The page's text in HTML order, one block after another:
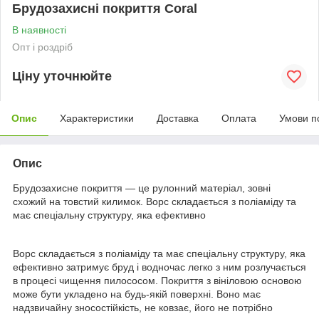
Брудозахисні покриття Coral
В наявності
Опт і роздріб
Ціну уточнюйте
Опис Характеристики Доставка Оплата Умови
Опис
Брудозахисне покриття — це рулонний матеріал, зовні
схожий на товстий килимок. Ворс складається з поліаміду та
має спеціальну структуру, яка ефективно
Ворс складається з поліаміду та має спеціальну структуру, яка
ефективно затримує бруд і водночас легко з ним розлучається
в процесі чищення пилососом. Покриття з вініловою основою
може бути укладено на будь-якій поверхні. Воно має
надзвичайну зносостійкість, не ковзає, його не потрібно